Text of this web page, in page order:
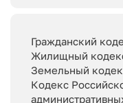
Гражданский
Жилищный
Земельный
Кодекс